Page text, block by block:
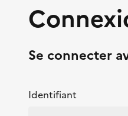
Se connecter
Identifiant